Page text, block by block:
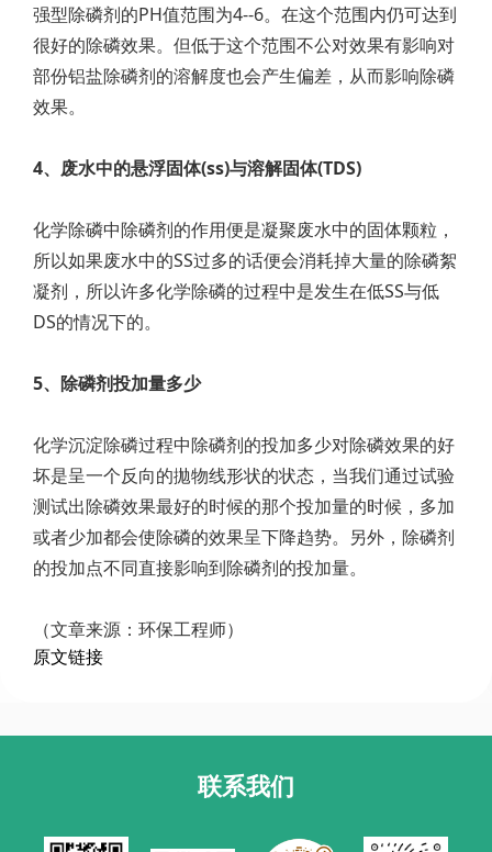
强型除磷剂的PH值范围为4--6。在这个范围内仍可达到
很好的除磷效果。但低于这个范围不公对效果有影响对
部份铝盐除磷剂的溶解度也会产生偏差，从而影响除磷
效果。
4、废水中的悬浮固体(ss)与溶解固体(TDS)
化学除磷中除磷剂的作用便是凝聚废水中的固体颗粒，
所以如果废水中的SS过多的话便会消耗掉大量的除磷絮
凝剂，所以许多化学除磷的过程中是发生在低SS与低
DS的情况下的。
5、除磷剂投加量多少
化学沉淀除磷过程中除磷剂的投加多少对除磷效果的好
坏是呈一个反向的拋物线形状的状态，当我们通过试验
测试出除磷效果最好的时候的那个投加量的时候，多加
或者少加都会使除磷的效果呈下降趋势。另外，除磷剂
的投加点不同直接影响到除磷剂的投加量。
（文章来源：环保工程师）
原文链接
联系我们